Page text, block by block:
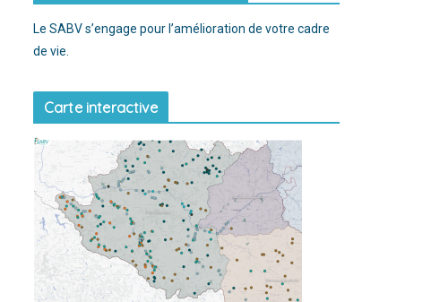
Le SABV s’engage pour l’amélioration de votre cadre
de vie.
Carte interactive